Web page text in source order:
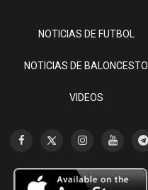
NOTICIAS DE FUTBOL
NOTICIAS DE BALONCESTO
VIDEOS